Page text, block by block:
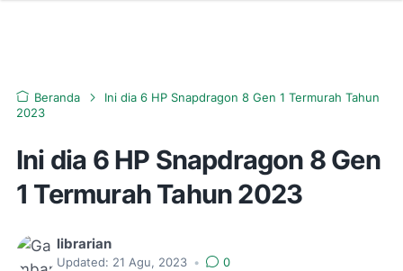
Beranda
Ini dia 6 HP Snapdragon 8 Gen 1 Termurah Tahun
2023
Ini dia 6 HP Snapdragon 8 Gen
1 Termurah Tahun 2023
librarian
Updated: 21 Agu, 2023 •
0